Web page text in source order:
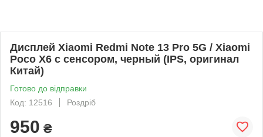
Дисплей Xiaomi Redmi Note 13 Pro 5G / Xiaomi
Poco X6 с сенсором, черный (IPS, оригинал
Китай)
Готово до відправки
Код: 12516
Роздріб
950 ₴